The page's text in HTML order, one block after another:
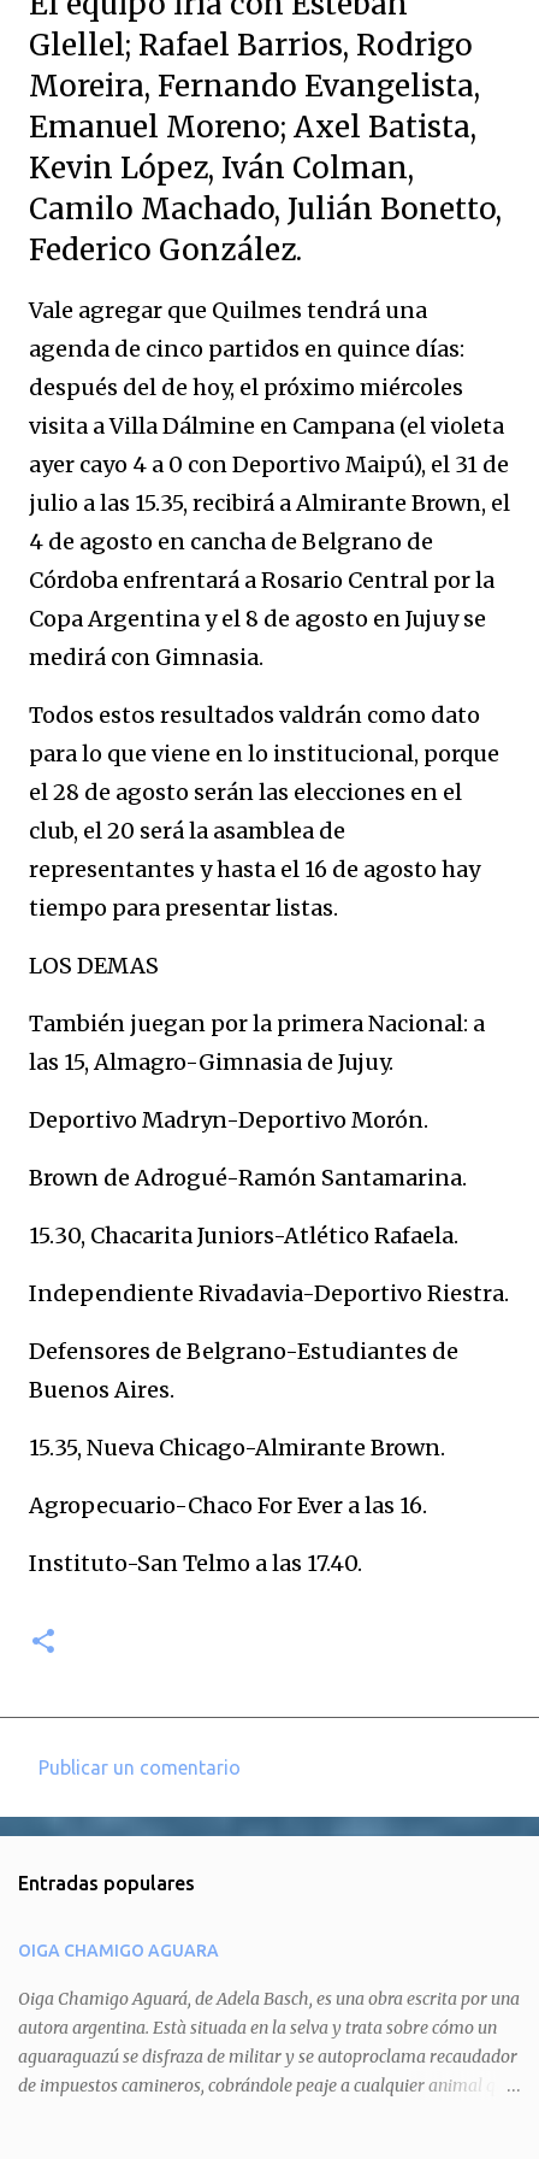
Glellel; Rafael Barrios, Rodrigo
Moreira, Fernando Evangelista,
Emanuel Moreno; Axel Batista,
Kevin López, Iván Colman,
Camilo Machado, Julián Bonetto,
Federico González.
Vale agregar que Quilmes tendrá una
agenda de cinco partidos en quince días:
después del de hoy, el próximo miércoles
visita a Villa Dálmine en Campana (el violeta
ayer cayo 4 a 0 con Deportivo Maipú), el 31 de
julio a las 15.35, recibirá a Almirante Brown, el
4 de agosto en cancha de Belgrano de
Córdoba enfrentará a Rosario Central por la
Copa Argentina y el 8 de agosto en Jujuy se
medirá con Gimnasia.
Todos estos resultados valdrán como dato
para lo que viene en lo institucional, porque
el 28 de agosto serán las elecciones en el
club, el 20 será la asamblea de
representantes y hasta el 16 de agosto hay
tiempo para presentar listas.
LOS DEMAS
También juegan por la primera Nacional: a
las 15, Almagro-Gimnasia de Jujuy.
Deportivo Madryn-Deportivo Morón.
Brown de Adrogué-Ramón Santamarina.
15.30, Chacarita Juniors-Atlético Rafaela.
Independiente Rivadavia-Deportivo Riestra.
Defensores de Belgrano-Estudiantes de
Buenos Aires.
15.35, Nueva Chicago-Almirante Brown.
Agropecuario-Chaco For Ever a las 16.
Instituto-San Telmo a las 17.40.
e
t
a
r
i
o
Publicar un comentario
Entradas populares
OIGA CHAMIGO AGUARA
Oiga Chamigo Aguará, de Adela Basch, es una obra escrita por una
autora argentina. Està situada en la selva y trata sobre cómo un
aguaraguazú se disfraza de militar y se autoproclama recaudador
de impuestos camineros, cobrándole peaje a cualquier animal que